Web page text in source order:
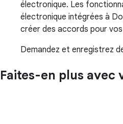
électronique. Les
électronique intégrées à
créer des accords pour
Demandez et enregistrez
Faites-en plus avec